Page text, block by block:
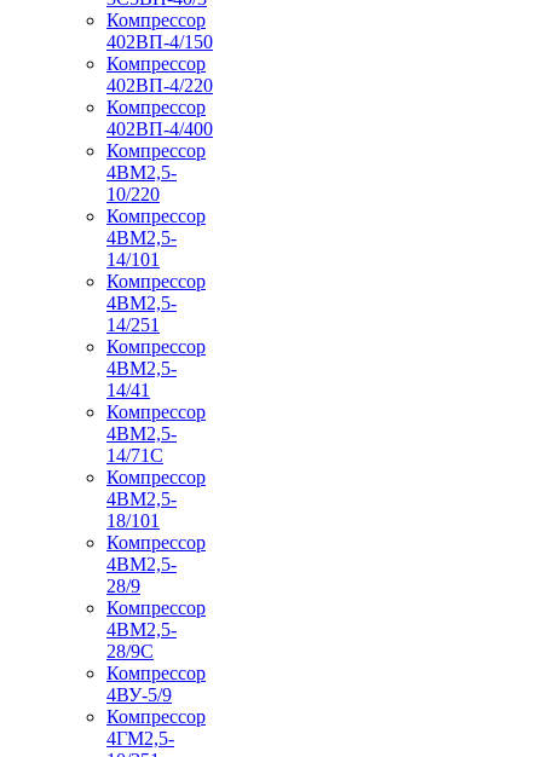
Компрессор
402ВП-4/150
Компрессор
402ВП-4/220
Компрессор
402ВП-4/400
Компрессор
4ВМ2,5-
10/220
Компрессор
4ВМ2,5-
14/101
Компрессор
4ВМ2,5-
14/251
Компрессор
4ВМ2,5-
14/41
Компрессор
4ВМ2,5-
14/71C
Компрессор
4ВМ2,5-
18/101
Компрессор
4ВМ2,5-
28/9
Компрессор
4ВМ2,5-
28/9С
Компрессор
4ВУ-5/9
Компрессор
4ГМ2,5-